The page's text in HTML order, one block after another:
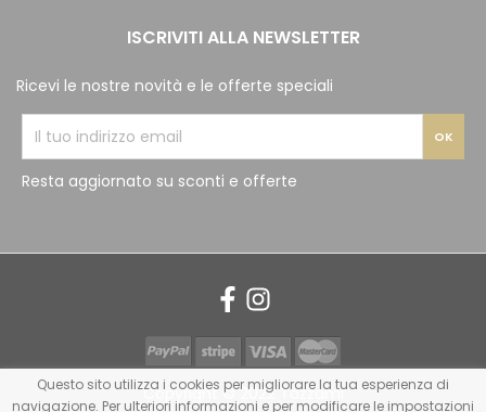
ISCRIVITI ALLA NEWSLETTER
Ricevi le nostre novità e le offerte speciali
Resta aggiornato su sconti e offerte
Copyright © 2022 Tazzami
Questo sito utilizza i cookies per migliorare la tua esperienza di
navigazione. Per ulteriori informazioni e per modificare le impostazioni